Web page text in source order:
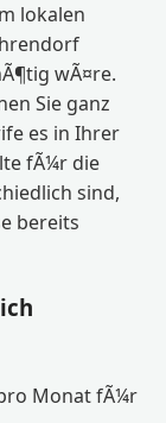
lokalen
wÃ¤re.
Sie ganz
es in Ihrer
fÃ¼r die
sind,
bereits
Monat fÃ¼r